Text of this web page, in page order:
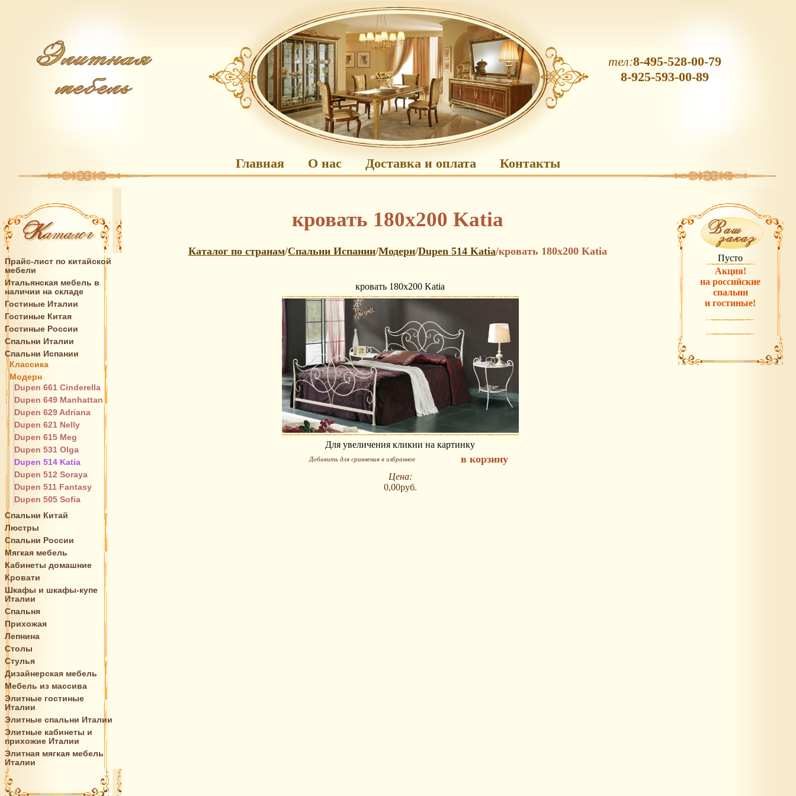
Главная О нас Доставка и оплата Контакты
тел:8-495-528-00-79
8-925-593-00-89
Прайс-лист по китайской
мебели
Итальянская мебель в
наличии на складе
Гостиные Италии
Гостиные Китая
Гостиные России
Спальни Италии
Спальни Испании
Классика
Модерн
Dupen 661 Cinderella
Dupen 649 Manhattan
Dupen 629 Adriana
Dupen 621 Nelly
Dupen 615 Meg
Dupen 531 Olga
Dupen 514 Katia
Dupen 512 Soraya
Dupen 511 Fantasy
Dupen 505 Sofia
Спальни Китай
Люстры
Спальни России
Мягкая мебель
Кабинеты домашние
Кровати
Шкафы и шкафы-купе
Италии
Спальня
Прихожая
Лепнина
Столы
Стулья
Дизайнерская мебель
Мебель из массива
Элитные гостиные
Италии
Элитные спальни Италии
Элитные кабинеты и
прихожие Италии
Элитная мягкая мебель
Италии
кровать 180х200 Katia
Каталог по странам/Спальни Испании/Модерн/Dupen 514 Katia/кровать 180х200 Katia
кровать 180х200 Katia
Для увеличения кликни на картинку
Добавить для сравнения в избранное в корзину
Цена:
0,00руб.
Пусто
Акция!
на российские
спальни
и гостиные!